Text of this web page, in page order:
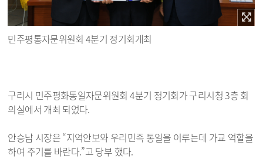
민주평통자문위원회 4분기 정기회개최
구리시 민주평화통일자문위원회 4분기 정기회가 구리시청 3층 회
의실에서 개최 되었다.
안승남 시장은 “지역안보와 우리민족 통일을 이루는데 가교 역할을
하여 주기를 바란다.”고 당부 했다.